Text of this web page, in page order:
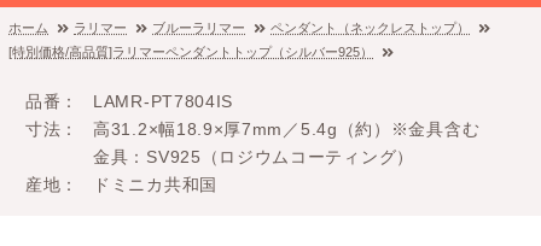
ホーム ラリマー ブルーラリマー
ペンダント（ネックレストップ）
[特別価格/高品質]ラリマーペンダントトップ（シルバー925）
品番
LAMR-PT7804IS
寸法
高31.2×幅18.9×厚7mm／5.4g（約）※金具含む
金具：SV925（ロジウムコーティング）
産地
ドミニカ共和国